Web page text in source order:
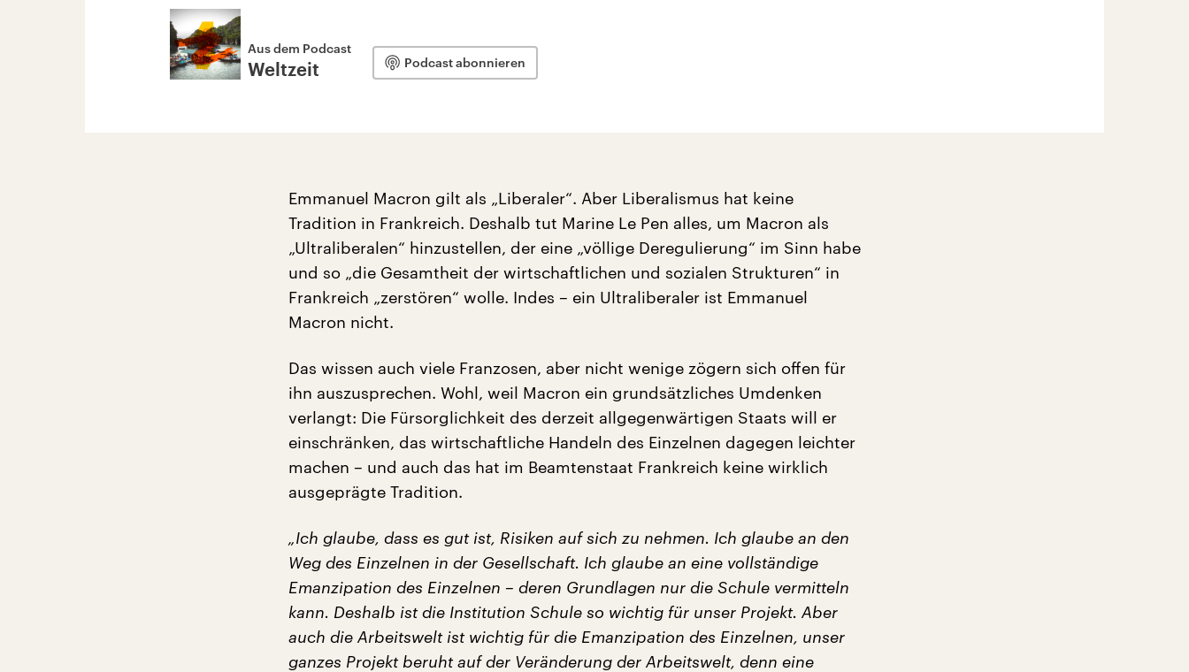
Aus dem Podcast
Weltzeit Podcast abonnieren
Emmanuel Macron gilt als „Liberaler“. Aber Liberalismus hat keine
Tradition in Frankreich. Deshalb tut Marine Le Pen alles, um Macron als
„Ultraliberalen“ hinzustellen, der eine „völlige Deregulierung“ im Sinn habe
und so „die Gesamtheit der wirtschaftlichen und sozialen Strukturen“ in
Frankreich „zerstören“ wolle. Indes – ein Ultraliberaler ist Emmanuel
Macron nicht.
Das wissen auch viele Franzosen, aber nicht wenige zögern sich offen für
ihn auszusprechen. Wohl, weil Macron ein grundsätzliches Umdenken
verlangt: Die Fürsorglichkeit des derzeit allgegenwärtigen Staats will er
einschränken, das wirtschaftliche Handeln des Einzelnen dagegen leichter
machen – und auch das hat im Beamtenstaat Frankreich keine wirklich
ausgeprägte Tradition.
„Ich glaube, dass es gut ist, Risiken auf sich zu nehmen. Ich glaube an den
Weg des Einzelnen in der Gesellschaft. Ich glaube an eine vollständige
Emanzipation des Einzelnen – deren Grundlagen nur die Schule vermitteln
kann. Deshalb ist die Institution Schule so wichtig für unser Projekt. Aber
auch die Arbeitswelt ist wichtig für die Emanzipation des Einzelnen, unser
ganzes Projekt beruht auf der Veränderung der Arbeitswelt, denn eine